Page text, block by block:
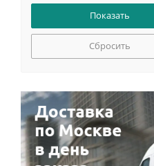
Сбросить